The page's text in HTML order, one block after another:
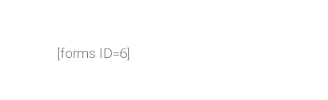
[forms ID=6]